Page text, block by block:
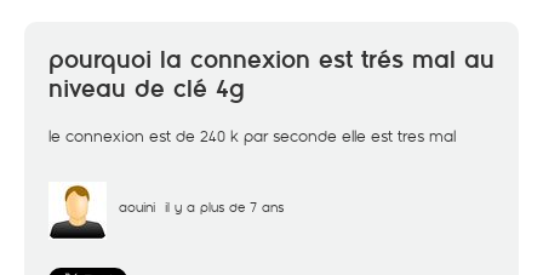
pourquoi la connexion est trés mal au
niveau de clé 4g
le connexion est de 240 k par seconde elle est tres mal
aouini il y a plus de 7 ans